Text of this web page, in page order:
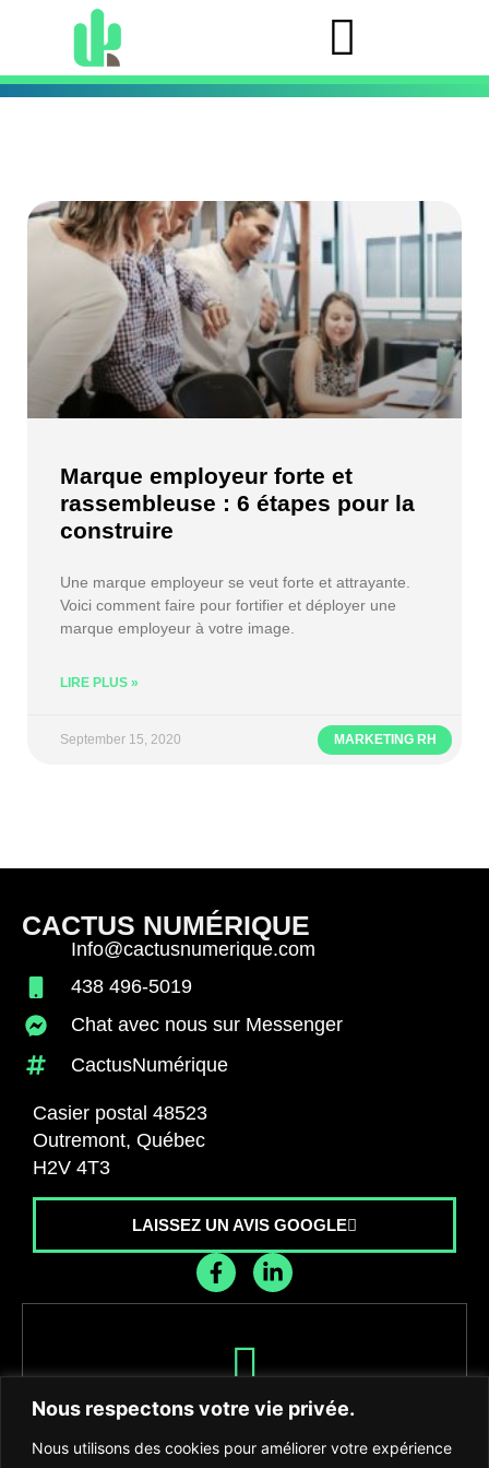
Nous respectons votre vie privée.
Nous utilisons des cookies pour améliorer votre expérience
MARKETING RH
Marque employeur forte et
rassembleuse : 6 étapes pour la
construire
Une marque employeur se veut forte et attrayante.
Voici comment faire pour fortifier et déployer une
marque employeur à votre image.
LIRE PLUS »
September 15, 2020
CACTUS NUMÉRIQUE
Info@cactusnumerique.com
438 496-5019
Chat avec nous sur Messenger
CactusNumérique
Casier postal 48523
Outremont, Québec
H2V 4T3
LAISSEZ UN AVIS GOOGLE
Recevez les dernières nouvelles de